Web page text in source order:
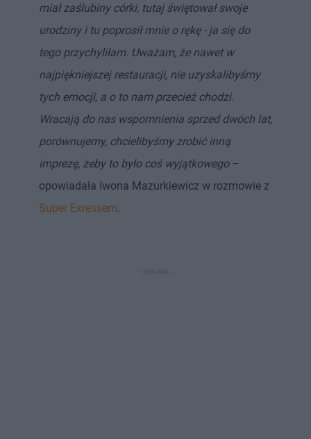
miał zaślubiny córki, tutaj świętował swoje
urodziny i tu poprosił mnie o rękę - ja się do
tego przychyliłam. Uważam, że nawet w
najpiękniejszej restauracji, nie uzyskalibyśmy
tych emocji, a o to nam przecież chodzi.
Wracają do nas wspomnienia sprzed dwóch lat,
porównujemy, chcielibyśmy zrobić inną
imprezę, żeby to było coś wyjątkowego–
opowiadała Iwona Mazurkiewicz w rozmowie z
Super Exressem.